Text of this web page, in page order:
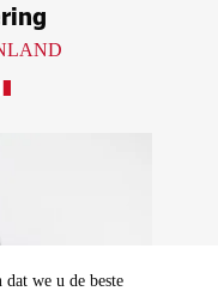
we u de beste